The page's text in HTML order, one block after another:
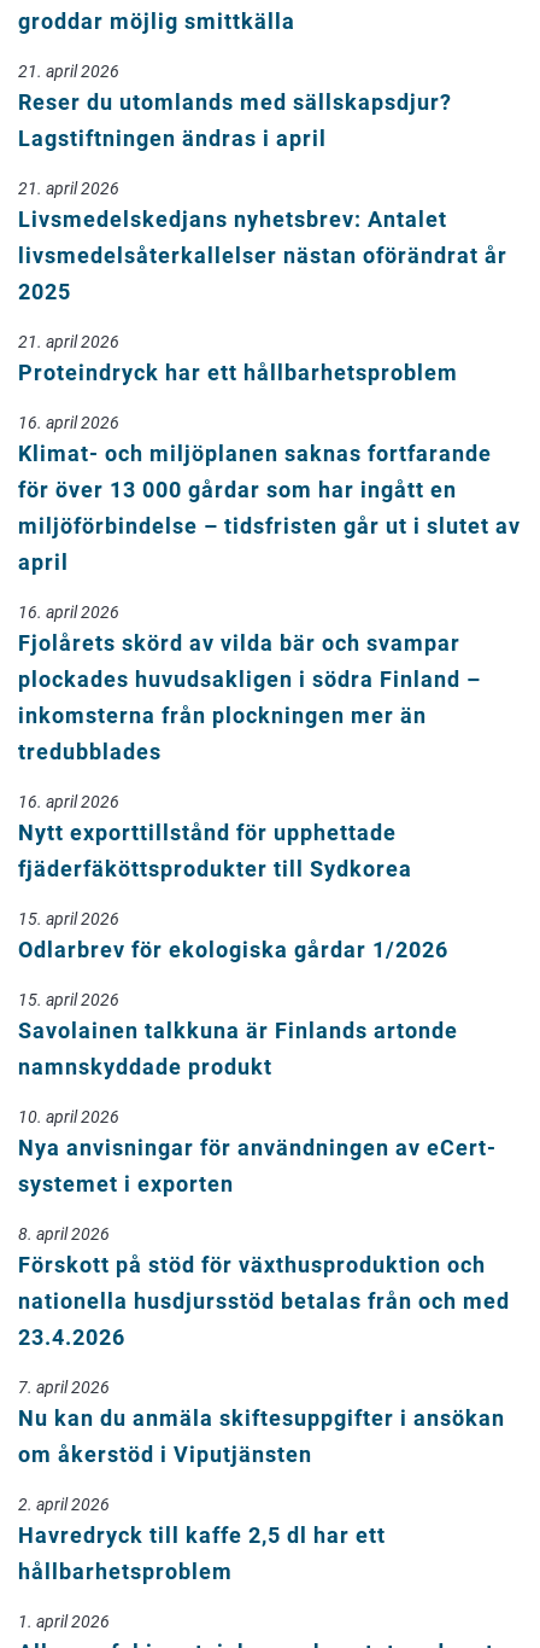
groddar möjlig smittkälla
21. april 2026
Reser du utomlands med sällskapsdjur?
Lagstiftningen ändras i april
21. april 2026
Livsmedelskedjans nyhetsbrev: Antalet
livsmedelsåterkallelser nästan oförändrat år
2025
21. april 2026
Proteindryck har ett hållbarhetsproblem
16. april 2026
Klimat- och miljöplanen saknas fortfarande
för över 13 000 gårdar som har ingått en
miljöförbindelse – tidsfristen går ut i slutet av
april
16. april 2026
Fjolårets skörd av vilda bär och svampar
plockades huvudsakligen i södra Finland –
inkomsterna från plockningen mer än
tredubblades
16. april 2026
Nytt exporttillstånd för upphettade
fjäderfäköttsprodukter till Sydkorea
15. april 2026
Odlarbrev för ekologiska gårdar 1/2026
15. april 2026
Savolainen talkkuna är Finlands artonde
namnskyddade produkt
10. april 2026
Nya anvisningar för användningen av eCert-
systemet i exporten
8. april 2026
Förskott på stöd för växthusproduktion och
nationella husdjursstöd betalas från och med
23.4.2026
7. april 2026
Nu kan du anmäla skiftesuppgifter i ansökan
om åkerstöd i Viputjänsten
2. april 2026
Havredryck till kaffe 2,5 dl har ett
hållbarhetsproblem
1. april 2026